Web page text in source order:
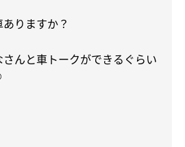
りますか？
んと車トークができるぐらい